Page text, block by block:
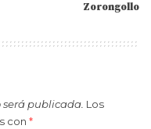
Zorongollo
será publicada. Los
con *